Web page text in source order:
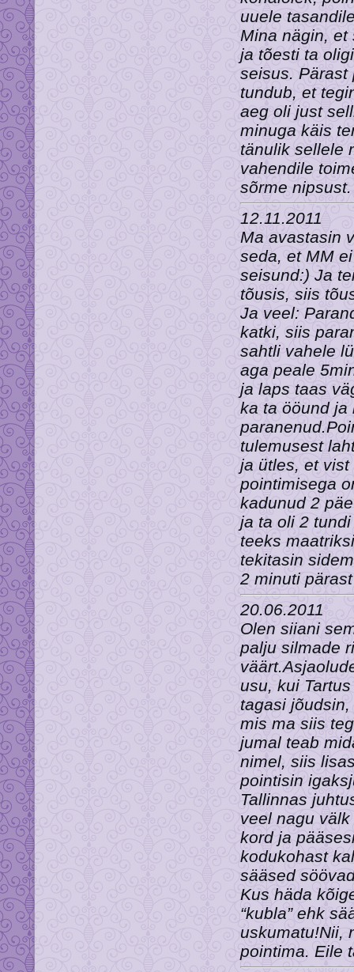
uuele
Mina nägin, et
ja tõesti ta
seisus. Pärast
tundub, et
aeg oli just
minuga käis
tänulik sellele
vahendile
sõrme nipsust.
12.11.2011
Ma avastasin
seda, et MM
seisund:) Ja
tõusis, siis
Ja veel:
katki, siis
sahtli vahele
aga peale
ja laps taas
ka ta ööund ja
tulemusest
ja ütles, et
pointimisega
kadunud 2
ja ta oli 2
teeks
tekitasin
2 minuti
20.06.2011
Olen siiani
palju silmade
usu, kui
tagasi
mis ma siis
jumal teab
nimel, siis
pointisin
Tallinnas
veel nagu
kord ja
kodukohast
sääsed
Kus häda
“kubla” ehk
uskumatu!Nii,
pointima. Eile